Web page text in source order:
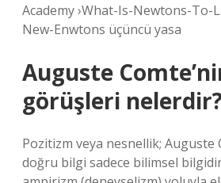
Academy ›What-Is-Newtons-To-
New-Enwtons üçüncü yasa
Auguste
görüşleri
Pozitizm veya nesnellik; Auguste
doğru bilgi sadece bilimsel